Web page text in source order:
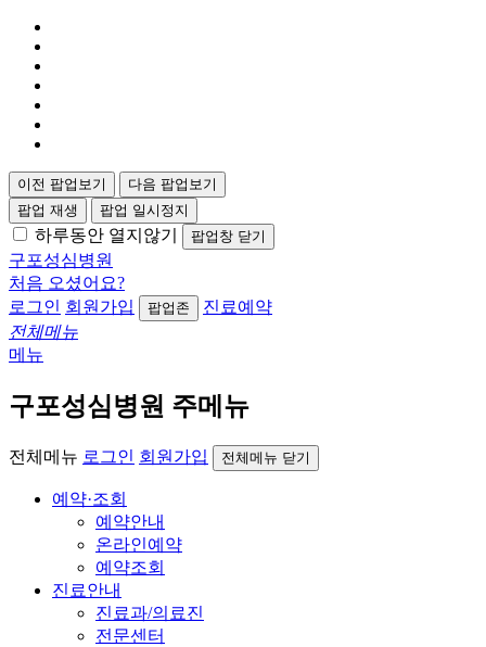
이전 팝업보기
다음 팝업보기
팝업 재생
팝업 일시정지
하루동안 열지않기 팝업창 닫기
구포성심병원
처음 오셨어요?
로그인 회원가입 팝업존
진료예약
전체메뉴
메뉴
구포성심병원 주메뉴
전체메뉴 로그인 회원가입 전체메뉴 닫기
예약·조회
예약안내
온라인예약
예약조회
진료안내
진료과/의료진
전문센터